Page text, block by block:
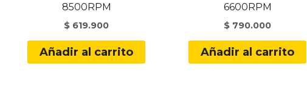
8500RPM
$ 619.900
Añadir al carrito
6600RPM
$ 790.000
Añadir al carrito